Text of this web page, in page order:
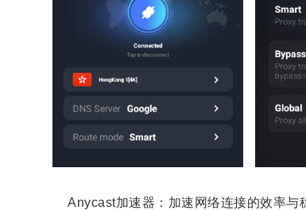
Anycast加速器：加速网络连接的效率与